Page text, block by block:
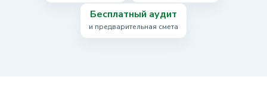
Бесплатный аудит
и предварительная смета